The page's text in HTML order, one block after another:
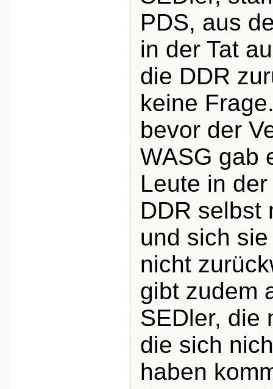
PDS, aus
in der Tat
die DDR
keine
bevor der
WASG gab
Leute in
DDR selbst
und sich
nicht
gibt zudem
SEDler, die
die sich
haben